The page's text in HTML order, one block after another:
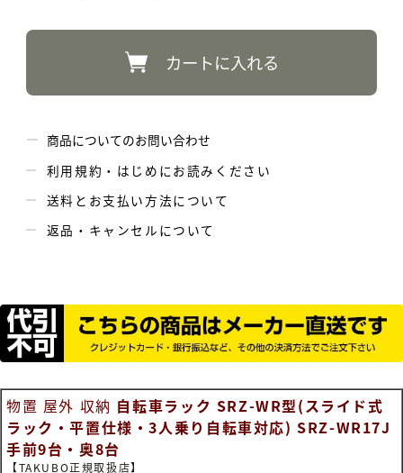
カートに入れる
商品についてのお問い合わせ
利用規約・はじめにお読みください
送料とお支払い方法について
返品・キャンセルについて
物置 屋外 収納 自転車ラック SRZ-WR型(スライド式
ラック・平置仕様・3人乗り自転車対応) SRZ-WR17J
手前9台・奥8台
【TAKUBO正規取扱店】